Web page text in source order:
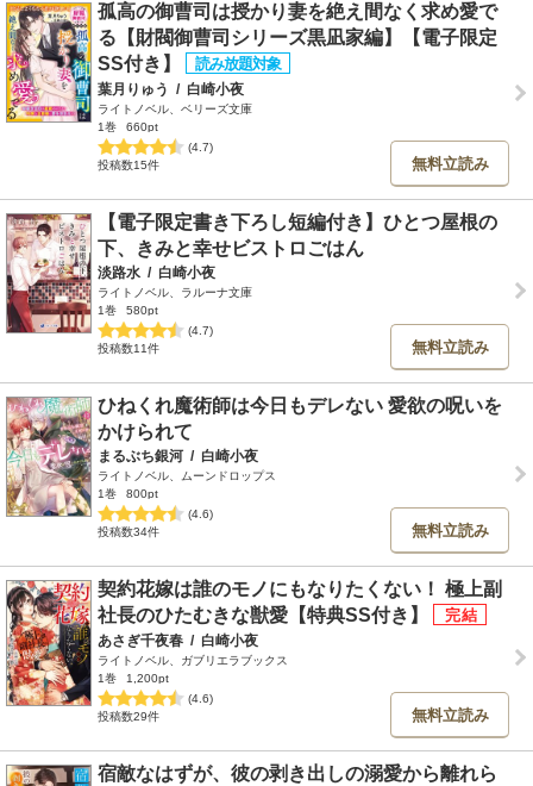
孤高の御曹司は授かり妻を絶え間なく求め愛で
る【財閥御曹司シリーズ黒凪家編】【電子限定
SS付き】
葉月りゅう / 白崎小夜
ライトノベル、ベリーズ文庫
1巻
660pt
(4.7)
投稿数15件
無料立読み
【電子限定書き下ろし短編付き】ひとつ屋根の
下、きみと幸せビストロごはん
淡路水 / 白崎小夜
ライトノベル、ラルーナ文庫
1巻
580pt
(4.7)
投稿数11件
無料立読み
ひねくれ魔術師は今日もデレない 愛欲の呪いを
かけられて
まるぶち銀河 / 白崎小夜
ライトノベル、ムーンドロップス
1巻
800pt
(4.6)
投稿数34件
無料立読み
契約花嫁は誰のモノにもなりたくない！ 極上副
社長のひたむきな獣愛【特典SS付き】
あさぎ千夜春 / 白崎小夜
ライトノベル、ガブリエラブックス
1巻
1,200pt
(4.6)
投稿数29件
無料立読み
宿敵なはずが、彼の剥き出しの溺愛から離れら